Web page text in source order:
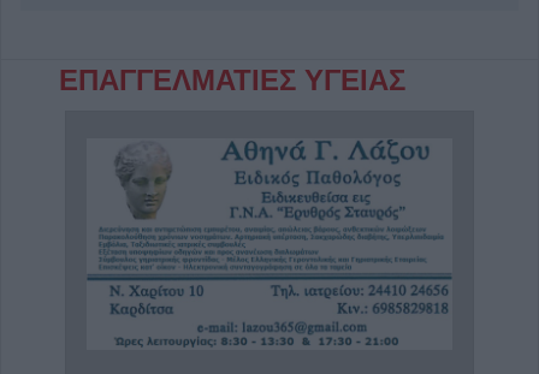
ΕΠΑΓΓΕΛΜΑΤΙΕΣ ΥΓΕΙΑΣ